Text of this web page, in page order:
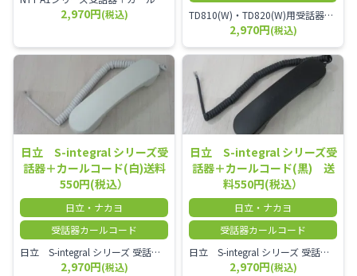
2,970円(税込) TD810(W)・TD820(W)用受話器＋カールコード セット／本商品は中古品となります。 写真では分かりにくいキズ・汚れなどの使用感があります。 予めご理解・ご了承頂きますようお願いいたします。
2,970円(税込)
日立 S-integral シリーズ受
話器＋カールコード(白)送料
550円(税込）
日立・ナカヨ
受話器カールコード
日立 S-integral シリーズ 受話器＋カールコード セット（白）／本商品は中古品となります。 写真では分かりにくいキズ・汚れなどの使用感があります。 経年変化で日焼けの色味が強くなる場合がございます。 予めご理解・ご了承頂きますようお願いいたします。
2,970円(税込)
日立 S-integral シリーズ受
話器＋カールコード(黒) 送
料550円(税込）
日立・ナカヨ
受話器カールコード
日立 S-integral シリーズ 受話器＋カールコード セット（黒）／本商品は中古品となります。 写真では分かりにくいキズ・汚れなどの使用感があります。 経年変化で日焼けの色味が強くなる場合がございます。 予めご理解・ご了承頂きますようお願いいたします。
2,970円(税込)